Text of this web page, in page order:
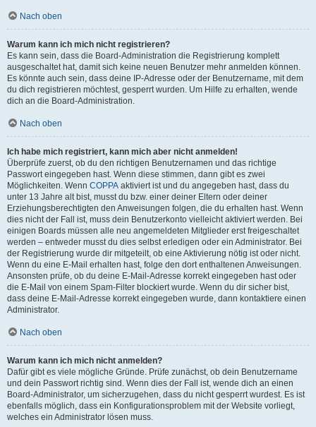
Nach oben
Warum kann ich mich nicht registrieren?
Es kann sein, dass die Board-Administration die Registrierung komplett
ausgeschaltet hat, damit sich keine neuen Benutzer mehr anmelden können.
Es könnte auch sein, dass deine IP-Adresse oder der Benutzername, mit dem
du dich registrieren möchtest, gesperrt wurden. Um Hilfe zu erhalten, wende
dich an die Board-Administration.
Nach oben
Ich habe mich registriert, kann mich aber nicht anmelden!
Überprüfe zuerst, ob du den richtigen Benutzernamen und das richtige
Passwort eingegeben hast. Wenn diese stimmen, dann gibt es zwei
Möglichkeiten. Wenn COPPA aktiviert ist und du angegeben hast, dass du
unter 13 Jahre alt bist, musst du bzw. einer deiner Eltern oder deiner
Erziehungsberechtigten den Anweisungen folgen, die du erhalten hast. Wenn
dies nicht der Fall ist, muss dein Benutzerkonto vielleicht aktiviert werden. Bei
einigen Boards müssen alle neu angemeldeten Mitglieder erst freigeschaltet
werden – entweder musst du dies selbst erledigen oder ein Administrator. Bei
der Registrierung wurde dir mitgeteilt, ob eine Aktivierung nötig ist oder nicht.
Wenn du eine E-Mail erhalten hast, folge den dort enthaltenen Anweisungen.
Ansonsten prüfe, ob du deine E-Mail-Adresse korrekt eingegeben hast oder
die E-Mail von einem Spam-Filter blockiert wurde. Wenn du dir sicher bist,
dass deine E-Mail-Adresse korrekt eingegeben wurde, dann kontaktiere einen
Administrator.
Nach oben
Warum kann ich mich nicht anmelden?
Dafür gibt es viele mögliche Gründe. Prüfe zunächst, ob dein Benutzername
und dein Passwort richtig sind. Wenn dies der Fall ist, wende dich an einen
Board-Administrator, um sicherzugehen, dass du nicht gesperrt wurdest. Es ist
ebenfalls möglich, dass ein Konfigurationsproblem mit der Website vorliegt,
welches ein Administrator lösen muss.